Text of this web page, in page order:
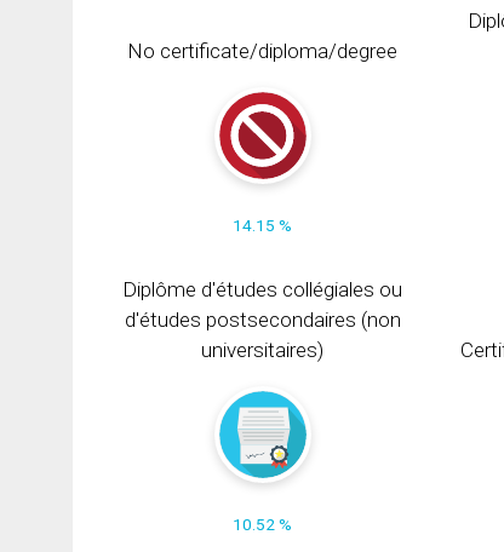
No certificate/diploma/degree
14.15 %
Diplôme d'études collégiales ou
d'études postsecondaires (non
universitaires)
10.52 %